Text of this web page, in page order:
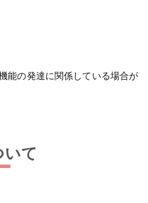
能の発達に関係している場合が
いて